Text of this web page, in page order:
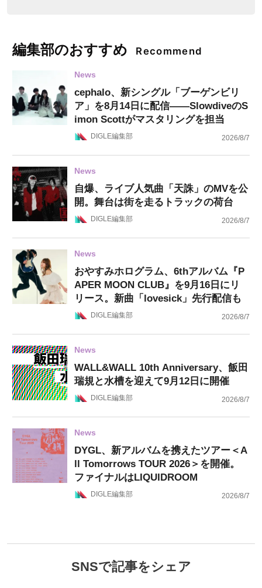
編集部のおすすめ Recommend
News
cephalo、新シングル「ブーゲンビリ
ア」を8月14日に配信——SlowdiveのS
imon Scottがマスタリングを担当
DIGLE編集部 2026/8/7
News
自爆、ライブ人気曲「天誅」のMVを公
開。舞台は街を走るトラックの荷台
DIGLE編集部 2026/8/7
News
おやすみホログラム、6thアルバム『P
APER MOON CLUB』を9月16日にリ
リース。新曲「lovesick」先行配信も
DIGLE編集部 2026/8/7
News
WALL&WALL 10th Anniversary、飯田
瑞規と水槽を迎えて9月12日に開催
DIGLE編集部 2026/8/7
News
DYGL、新アルバムを携えたツアー＜A
ll Tomorrows TOUR 2026＞を開催。
ファイナルはLIQUIDROOM
DIGLE編集部 2026/8/7
SNSで記事をシェア